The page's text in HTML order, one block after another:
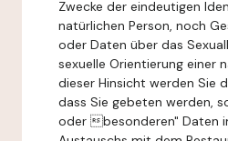
Zwecke der eindeutigen
natürlichen Person, noch
oder Daten über das
sexuelle Orientierung einer
dieser Hinsicht werden Sie
dass Sie gebeten werden,
oder besonderen" Daten